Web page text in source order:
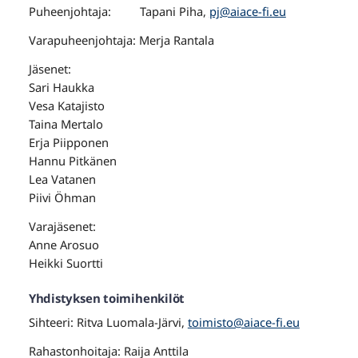
Puheenjohtaja: Tapani Piha, pj@aiace-fi.eu
Varapuheenjohtaja: Merja Rantala
Jäsenet:
Sari Haukka
Vesa Katajisto
Taina Mertalo
Erja Piipponen
Hannu Pitkänen
Lea Vatanen
Piivi Öhman
Varajäsenet:
Anne Arosuo
Heikki Suortti
Yhdistyksen toimihenkilöt
Sihteeri: Ritva Luomala-Järvi, toimisto@aiace-fi.eu
Rahastonhoitaja: Raija Anttila